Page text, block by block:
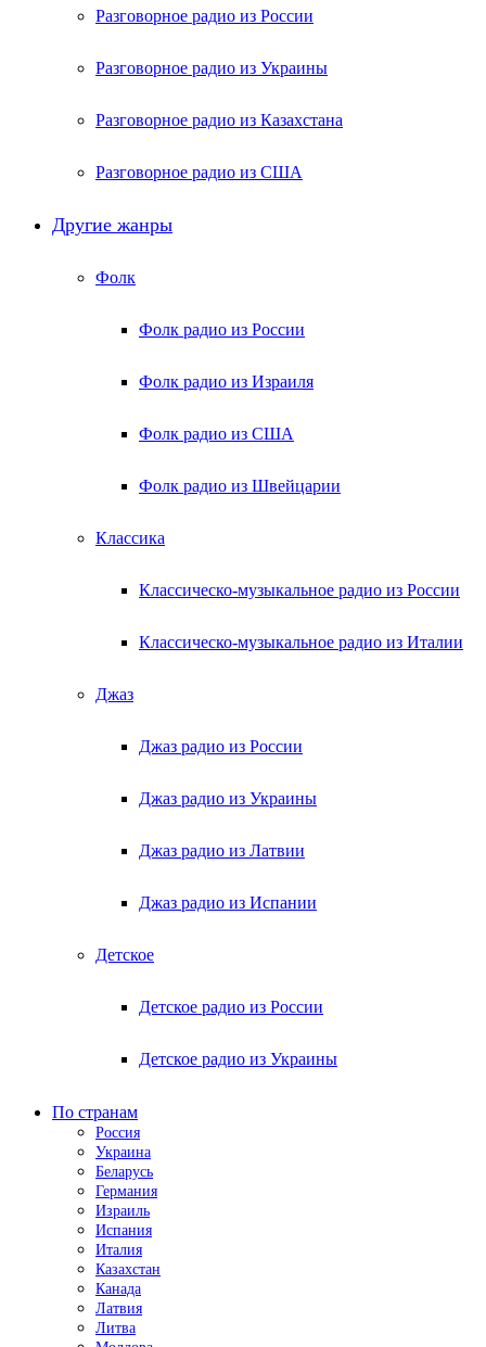
Разговорное радио из России
Разговорное радио из Украины
Разговорное радио из Казахстана
Разговорное радио из США
Другие жанры
Фолк
Фолк радио из России
Фолк радио из Израиля
Фолк радио из США
Фолк радио из Швейцарии
Классика
Классическо-музыкальное радио из России
Классическо-музыкальное радио из Италии
Джаз
Джаз радио из России
Джаз радио из Украины
Джаз радио из Латвии
Джаз радио из Испании
Детское
Детское радио из России
Детское радио из Украины
По странам
Россия
Украина
Беларусь
Германия
Израиль
Испания
Италия
Казахстан
Канада
Латвия
Литва